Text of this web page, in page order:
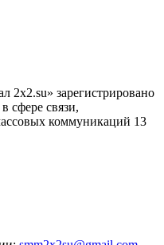
2x2.su» зарегистрировано
сфере связи,
коммуникаций 13